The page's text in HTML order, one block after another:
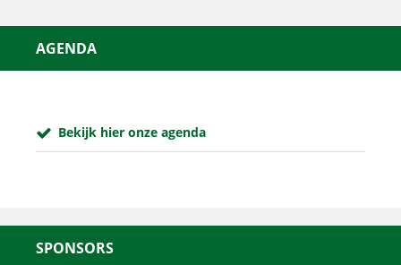
AGENDA
Bekijk hier onze agenda
SPONSORS